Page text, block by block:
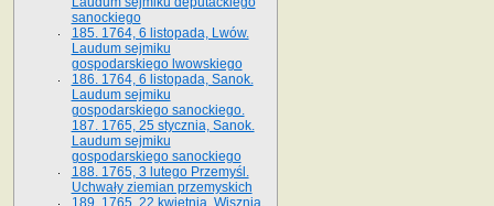
sanockiego
185. 1764, 6 listopada, Lwów.
Laudum sejmiku
gospodarskiego lwowskiego
186. 1764, 6 listopada, Sanok.
Laudum sejmiku
gospodarskiego sanockiego.
187. 1765, 25 stycznia, Sanok.
Laudum sejmiku
gospodarskiego sanockiego
188. 1765, 3 lutego Przemyśl.
Uchwały ziemian przemyskich
189. 1765, 22 kwietnia, Wisznia.